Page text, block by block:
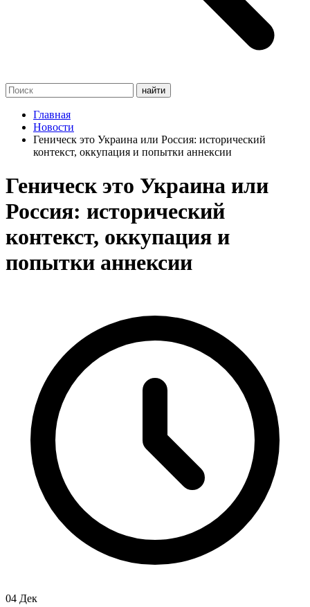
Главная
Новости
Геническ это Украина или Россия: исторический
контекст, оккупация и попытки аннексии
Геническ это Украина или
Россия: исторический
контекст, оккупация и
попытки аннексии
04 Дек